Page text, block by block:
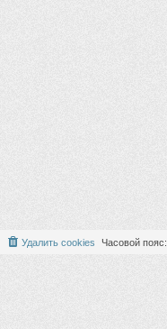
Часовой пояс:
Удалить cookies